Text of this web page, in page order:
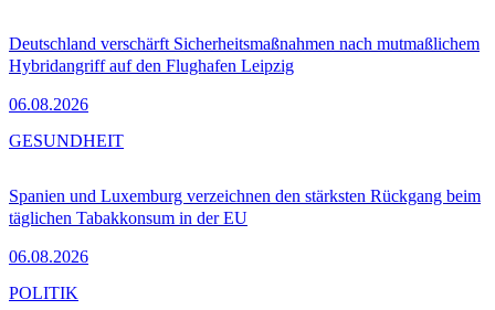
Deutschland verschärft Sicherheitsmaßnahmen nach mutmaßlichem
Hybridangriff auf den Flughafen Leipzig
06.08.2026
Spanien und Luxemburg verzeichnen den stärksten Rückgang beim
täglichen Tabakkonsum in der EU
06.08.2026
GESUNDHEIT
POLITIK